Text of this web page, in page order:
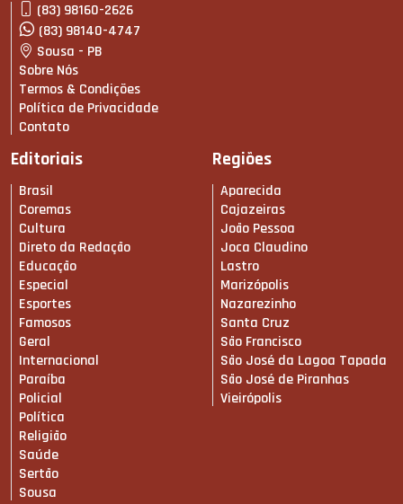
(83) 98160-2626
(83) 98140-4747
Sousa - PB
Sobre Nós
Termos & Condições
Política de Privacidade
Contato
Editoriais
Brasil
Coremas
Cultura
Direto da Redação
Educação
Especial
Esportes
Famosos
Geral
Internacional
Paraíba
Policial
Política
Religião
Saúde
Sertão
Sousa
Regiões
Aparecida
Cajazeiras
João Pessoa
Joca Claudino
Lastro
Marizópolis
Nazarezinho
Santa Cruz
São Francisco
São José da Lagoa Tapada
São José de Piranhas
Vieirópolis